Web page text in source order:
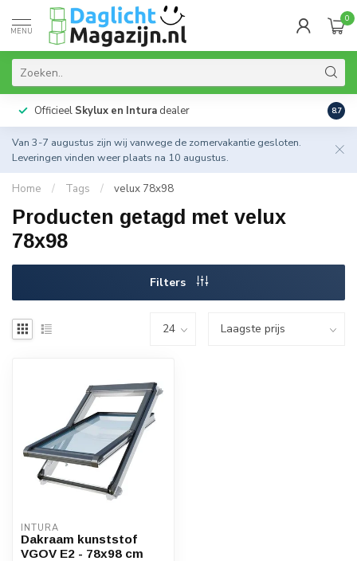
MENU
0
Officieel Skylux en Intura dealer 8.7
Van 3-7 augustus zijn wij vanwege de zomervakantie gesloten.
Leveringen vinden weer plaats na 10 augustus.
Home / Tags / velux 78x98
Producten getagd met velux
78x98
Filters
INTURA
Dakraam kunststof
VGOV E2 - 78x98 cm